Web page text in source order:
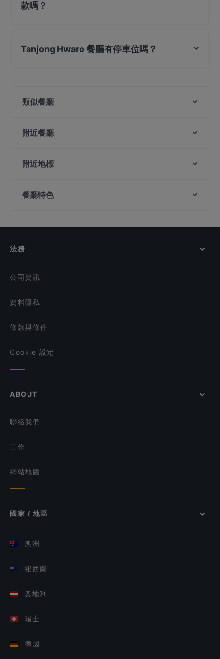
款嗎？
Tanjong Hwaro 餐廳有停車位嗎？
類似餐廳
APT - A Place To • Coffee • Cocktail
Goodbye, Alibi
Etna Italian Restaurant - Duxton
附近餐廳
Mitsu Sushi Bar
SG Taps
Kin Leaw Chill Thai Food
附近地標
餐廳特色
在 新加坡 的 親子友善餐廳
法務
公司資訊
資料隱私
條款與條件
Cookie 設定
ABOUT
聯絡我們
工作
網站地圖
國家 / 地區
澳洲
紐西蘭
奧地利
瑞士
德國